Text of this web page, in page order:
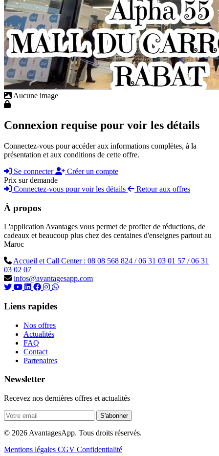
Aucune image
Connexion requise pour voir les détails
Connectez-vous pour accéder aux informations complètes, à la
présentation et aux conditions de cette offre.
Se connecter
Créer un compte
Prix sur demande
Connectez-vous pour voir les détails
Retour aux offres
À propos
L'application Avantages vous permet de profiter de réductions, de
cadeaux et beaucoup plus chez des centaines d'enseignes partout au
Maroc
Accueil et Call Center : 08 08 568 824 / 06 31 03 01 57 / 06 31
03 02 07
infos@avantagesapp.com
Liens rapides
Nos offres
Actualités
FAQ
Contact
Partenaires
Newsletter
Recevez nos dernières offres et actualités
S'abonner
© 2026 AvantagesApp. Tous droits réservés.
Mentions légales CGV Confidentialité